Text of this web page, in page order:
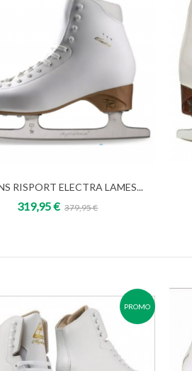
Add to cart
RISPORT ELECTRA LAMES...
319,95 € 379,95 €
PROMO